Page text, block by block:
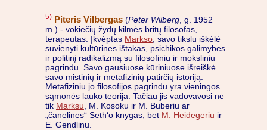
5) Piteris Vilbergas (Peter Wilberg , g. 1952
m.) - vokiečių žydų kilmės britų filosofas,
terapeutas. Įkvėptas Markso , savo tikslu iškėlė
suvienyti kultūrines ištakas, psichikos galimybes
ir politinį radikalizmą su filosofiniu ir moksliniu
pagrindu. Savo gausiuose kūriniuose išreiškė
savo mistinių ir metafizinių patirčių istoriją.
Metafiziniu jo filosofijos pagrindu yra vieningos
sąmonės lauko teorija. Tačiau jis vadovavosi ne
tik Marksu , M. Kosoku ir M. Buberiu ar
„čanelines“ Seth‘o knygas, bet M. Heidegeriu ir
E. Gendlinu.